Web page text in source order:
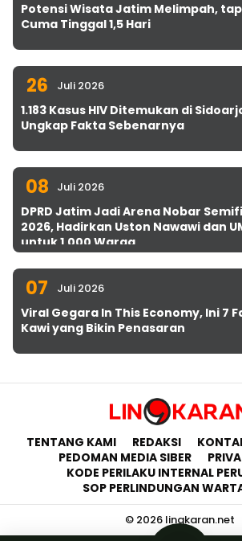
Potensi Wisata Jatim Melimpah,
Cuma Tinggal 1,5 Hari
26 Juli 2026
1.183 Kasus HIV Ditemukan di
Ungkap Fakta Sebenarnya
08 Juli 2026
DPRD Jatim Jadi Arena Nobar
2026, Hadirkan Uston Nawawi dan
untuk 1.000 Warga
07 Juli 2026
Viral Gegara In This Economy, Ini 7
Kawi yang Bikin Penasaran
TENTANG KAMI REDAKSI
PEDOMAN MEDIA SIBER
KODE PERILAKU INTERNAL
SOP PERLINDUNGAN
© 2026 lingkaran.net